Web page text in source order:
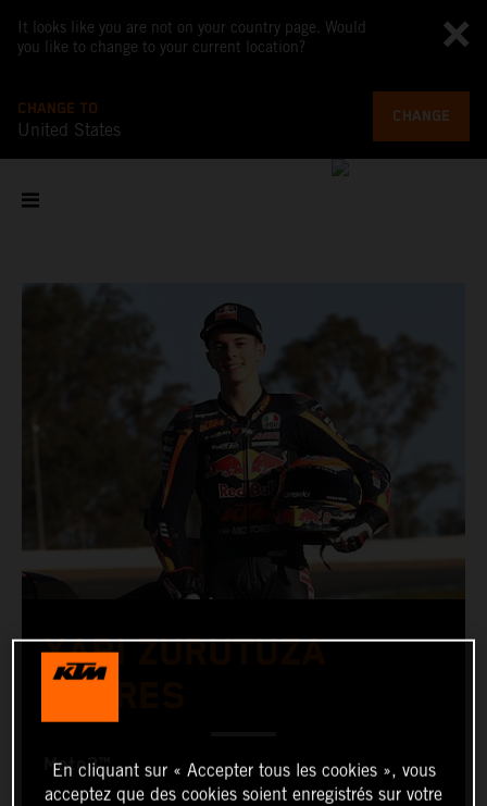
It looks like you are not on your country page. Would
you like to change to your current location?
CHANGE TO
United States
CHANGE
XABI ZURUTUZA
Moto3™
En cliquant sur « Accepter tous les cookies », vous
acceptez que des cookies soient enregistrés sur votre